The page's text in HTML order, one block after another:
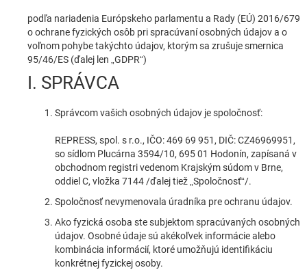
podľa nariadenia Európskeho parlamentu a Rady (EÚ) 2016/679
o ochrane fyzických osôb pri spracúvaní osobných údajov a o
voľnom pohybe takýchto údajov, ktorým sa zrušuje smernica
95/46/ES (ďalej len „GDPR“)
I. SPRÁVCA
Správcom vašich osobných údajov je spoločnosť:
REPRESS, spol. s r.o., IČO: 469 69 951, DIČ: CZ46969951,
so sídlom Plucárna 3594/10, 695 01 Hodonín, zapísaná v
obchodnom registri vedenom Krajským súdom v Brne,
oddiel C, vložka 7144 /ďalej tiež „Spoločnosť“/.
Spoločnosť nevymenovala úradníka pre ochranu údajov.
Ako fyzická osoba ste subjektom spracúvaných osobných
údajov. Osobné údaje sú akékoľvek informácie alebo
kombinácia informácií, ktoré umožňujú identifikáciu
konkrétnej fyzickej osoby.